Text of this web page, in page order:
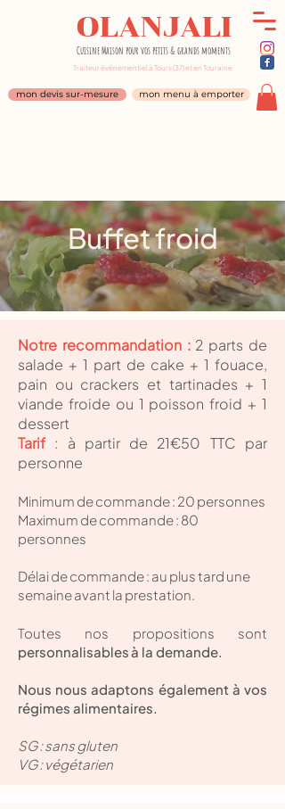
OLANJALI
Cuisine Maison pour vos petits & grands moments
Traiteur événementiel à Tours (37) et en Touraine
mon devis sur-mesure mon menu à emporter
Buffet froid
Notre recommandation : 2 parts de
salade + 1 part de cake + 1 fouace,
pain ou crackers et tartinades + 1
viande froide ou 1 poisson froid + 1
dessert
Tarif: à partir de 21€50 TTC par
personne
Minimum de commande : 20 personnes
Maximum de commande : 80
personnes
​Délai de commande : au plus tard une
semaine avant la prestation.
Toutes nos propositions sont
personnalisablesà la demande.
Nous nous adaptons également à vos
régimes alimentaires.
SG : sans gluten
VG : végétarien